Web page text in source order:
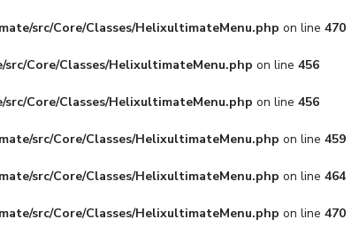
src/Core/Classes/HelixultimateMenu.php on line 470
Core/Classes/HelixultimateMenu.php on line 456
Core/Classes/HelixultimateMenu.php on line 456
src/Core/Classes/HelixultimateMenu.php on line 459
src/Core/Classes/HelixultimateMenu.php on line 464
src/Core/Classes/HelixultimateMenu.php on line 470